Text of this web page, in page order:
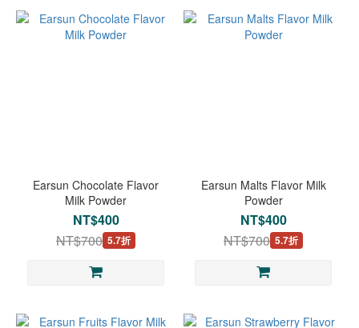
Earsun Chocolate Flavor
Milk Powder
NT$400
NT$700 5.7折
Earsun Malts Flavor Milk
Powder
NT$400
NT$700 5.7折